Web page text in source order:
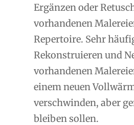
Ergänzen oder
vorhandenen
Repertoire. Sehr
Rekonstruieren und
vorhandenen
einem neuen
verschwinden, aber
bleiben sollen.